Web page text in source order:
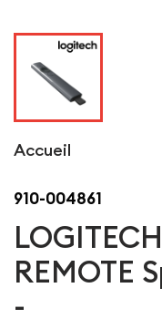
Accueil
910-004861
REMOTE
-